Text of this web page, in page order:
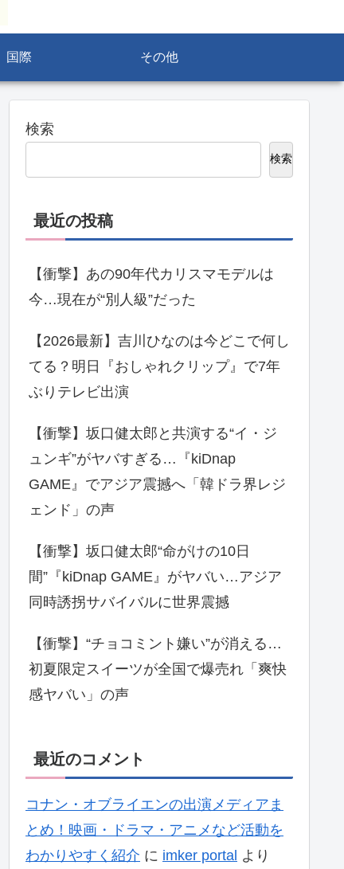
国際 その他
検索
検索
最近の投稿
【衝撃】あの90年代カリスマモデルは
今…現在が“別人級”だった
【2026最新】吉川ひなのは今どこで何し
てる？明日『おしゃれクリップ』で7年
ぶりテレビ出演
【衝撃】坂口健太郎と共演する“イ・ジ
ュンギ”がヤバすぎる…『kiDnap
GAME』でアジア震撼へ「韓ドラ界レジ
ェンド」の声
【衝撃】坂口健太郎“命がけの10日
間”『kiDnap GAME』がヤバい…アジア
同時誘拐サバイバルに世界震撼
【衝撃】“チョコミント嫌い”が消える…
初夏限定スイーツが全国で爆売れ「爽快
感ヤバい」の声
最近のコメント
コナン・オブライエンの出演メディアま
とめ！映画・ドラマ・アニメなど活動を
わかりやすく紹介 に imker portal より